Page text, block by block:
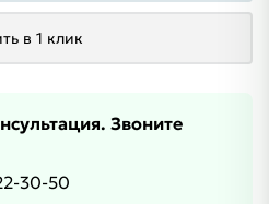
в 1 клик
Звоните
30-50